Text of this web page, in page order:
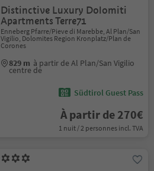
Distinctive Luxury Dolomiti
Apartments Terre71
Enneberg Pfarre/Pieve di Marebbe, Al Plan/San
Vigilio, Dolomites Region Kronplatz/Plan de
Corones
829 m à partir de Al Plan/San Vigilio
centre de
Südtirol Guest Pass
À partir de 270€
1 nuit / 2 personnes incl. TVA